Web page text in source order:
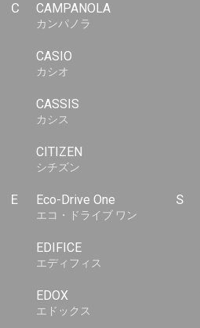
C CAMPANOLA
カンパノラ
CASIO
カシオ
CASSIS
カシス
CITIZEN
シチズン
E Eco-Drive One
エコ・ドライブ ワン
EDIFICE
エディフィス
EDOX
エドックス
S